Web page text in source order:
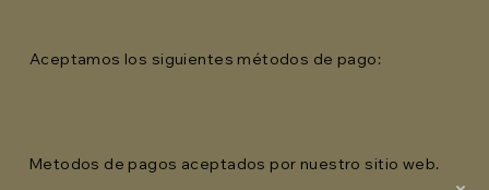
Aceptamos los siguientes métodos de pago:
Metodos de pagos aceptados por nuestro sitio web.